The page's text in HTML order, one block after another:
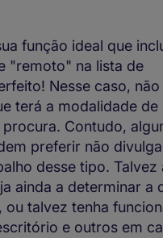
função ideal que
"remoto" na lista de
Nesse caso,
terá a modalidade de
Contudo,
preferir não
desse tipo. Talvez
ainda a determinar a
ou talvez tenha
e outros em